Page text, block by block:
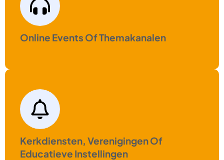
Online Events Of Themakanalen
Kerkdiensten, Verenigingen Of
Educatieve Instellingen